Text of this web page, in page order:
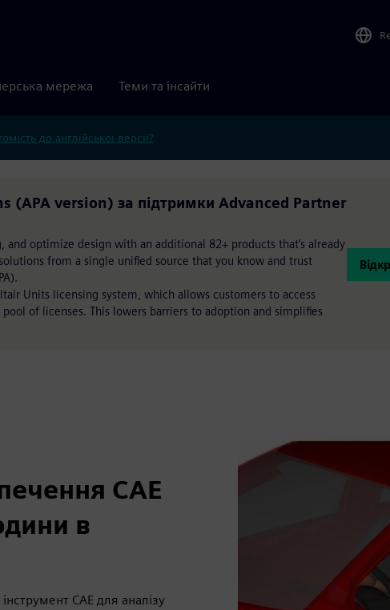
мережа Теми та інсайти
до англійської версії?
(APA version) за підтримки Advanced Partner
optimize design with an additional 82+ products that’s already
from a single unified source that you know and trust
Units licensing system, which allows customers to access
of licenses. This lowers barriers to adoption and simplifies
CAE
в
CAE для аналізу